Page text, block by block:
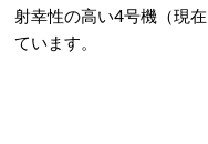
射幸性の高い4号機（現
ています。